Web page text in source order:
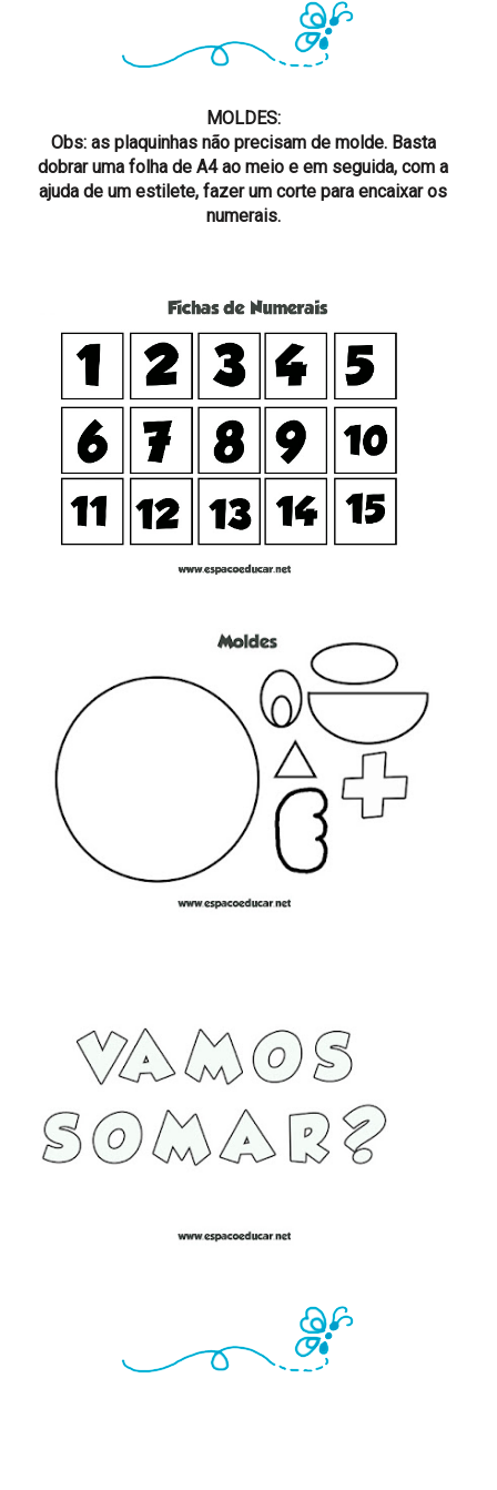
MOLDES:
Obs: as plaquinhas não precisam de molde. Basta
dobrar uma folha de A4 ao meio e em seguida, com a
ajuda de um estilete, fazer um corte para encaixar os
numerais.